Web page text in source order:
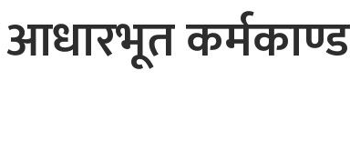
आधारभूत कर्मकाण्ड